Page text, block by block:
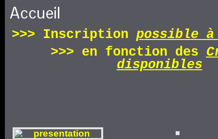
Accueil
>>> Inscription possible à
>>> en fonction des
disponibles